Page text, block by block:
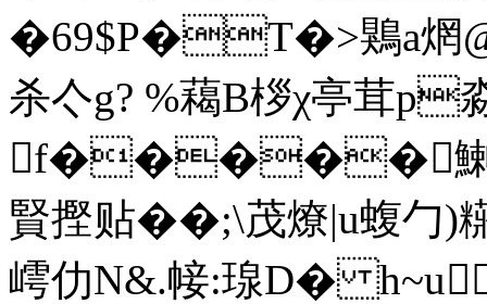
�69 $P�T�>鶪a焹@
杀亽g? %藒B桚χ亭茸p
f�����鯻卷
賢摼贴��;\茂燎|u蝮勹)
嶀仂N&.帹:瑔D� h~u